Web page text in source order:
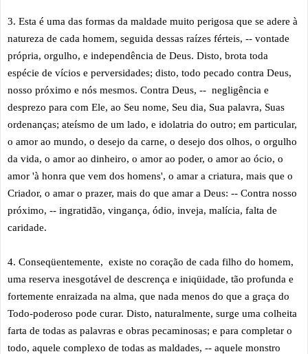
3. Esta é uma das formas da maldade muito perigosa que se adere à
natureza de cada homem, seguida dessas raízes férteis, -- vontade
própria, orgulho, e independência de Deus. Disto, brota toda
espécie de vícios e perversidades; disto, todo pecado contra Deus,
nosso próximo e nós mesmos. Contra Deus, -- negligência e
desprezo para com Ele, ao Seu nome, Seu dia, Sua palavra, Suas
ordenanças; ateísmo de um lado, e idolatria do outro; em particular,
o amor ao mundo, o desejo da carne, o desejo dos olhos, o orgulho
da vida, o amor ao dinheiro, o amor ao poder, o amor ao ócio, o
amor 'à honra que vem dos homens', o amar a criatura, mais que o
Criador, o amar o prazer, mais do que amar a Deus: -- Contra nosso
próximo, -- ingratidão, vingança, ódio, inveja, malícia, falta de
caridade.
4. Conseqüentemente, existe no coração de cada filho do homem,
uma reserva inesgotável de descrença e iniqüidade, tão profunda e
fortemente enraizada na alma, que nada menos do que a graça do
Todo-poderoso pode curar. Disto, naturalmente, surge uma colheita
farta de todas as palavras e obras pecaminosas; e para completar o
todo, aquele complexo de todas as maldades, -- aquele monstro